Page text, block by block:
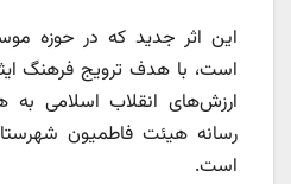
این اثر جدید که در حوزه
است، با هدف ترویج فرهنگ
ارزش‌های انقلاب اسلامی
رسانه هیئت فاطمیون
است.